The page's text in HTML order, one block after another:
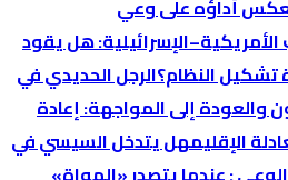
أداؤه على وعي
الأمريكية–الإسرائيلية: هل يقود
تشكيل النظام؟الرجل الحديدي في
والعودة إلى المواجهة: إعادة
الإقليمهل يتدخل السيسي في